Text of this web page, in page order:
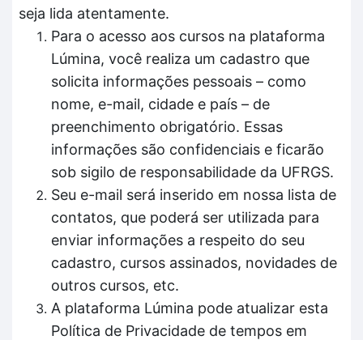
seja lida atentamente.
Para o acesso aos cursos na plataforma
Lúmina, você realiza um cadastro que
solicita informações pessoais – como
nome, e-mail, cidade e país – de
preenchimento obrigatório. Essas
informações são confidenciais e ficarão
sob sigilo de responsabilidade da UFRGS.
Seu e-mail será inserido em nossa lista de
contatos, que poderá ser utilizada para
enviar informações a respeito do seu
cadastro, cursos assinados, novidades de
outros cursos, etc.
A plataforma Lúmina pode atualizar esta
Política de Privacidade de tempos em